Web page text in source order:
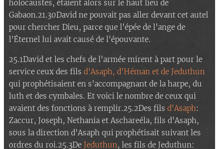
holocaustes, étaient alors sur le haut lieu de
Gabaon.21.30David ne pouvait pas aller devant cet autel
pour chercher Dieu, parce que l'épée de l'ange de
l'Éternel lui avait causé de l'épouvante.
25.1David et les chefs de l'armée mirent à part pour le
service ceux des fils d'Asaph, d'Héman et de Jeduthun
qui prophétisaient en s'accompagnant de la harpe, du
luth et des cymbales. Et voici le nombre de ceux qui
avaient des fonctions à remplir.25.2Des fils d'Asaph:
Zaccur, Joseph, Nethania et Aschareéla, fils d'Asaph,
sous la direction d'Asaph qui prophétisait suivant les
ordres du roi.25.3De Jeduthun, les fils de Jeduthun: